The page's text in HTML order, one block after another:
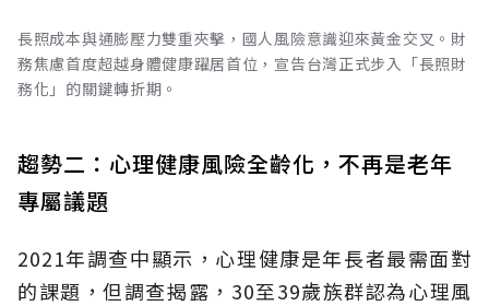
長照成本與通膨壓力雙重夾擊，國人風險意識迎來黃金交叉。財
務焦慮首度超越身體健康躍居首位，宣告台灣正式步入「長照財
務化」的關鍵轉折期。
趨勢二：心理健康風險全齡化，不再是老年
專屬議題
2021年調查中顯示，心理健康是年長者最需面對
的課題，但調查揭露，30至39歲族群認為心理風